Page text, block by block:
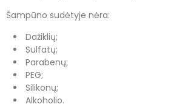
Šampūno sudėtyje nėra:
Dažiklių;
Sulfatų;
Parabenų;
PEG;
Silikonų;
Alkoholio.